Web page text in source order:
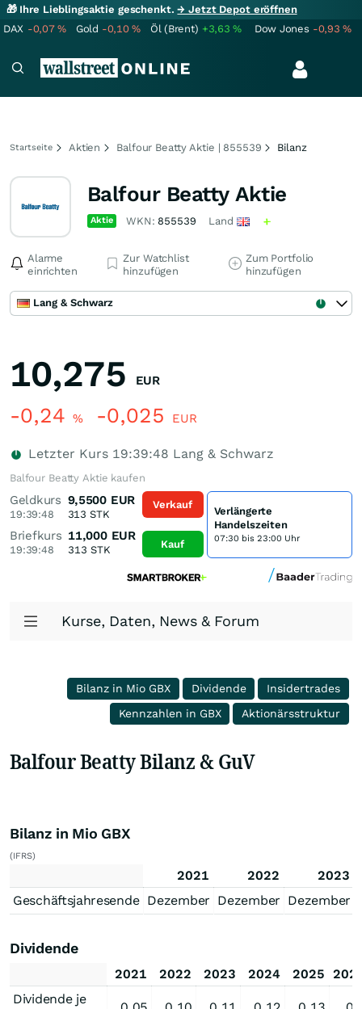
🎁 Ihre Lieblingsaktie geschenkt.→ Jetzt Depot eröffnen
DAX -0,07% Gold -0,10% Öl (Brent) +3,63% Dow Jones -0,93%
Startseite Aktien Balfour Beatty Aktie | 855539 Bilanz
Balfour Beatty Aktie
Aktie WKN: 855539 Land
Alarme
einrichten
Zur Watchlist
hinzufügen
Zum Portfolio
hinzufügen
Lang & Schwarz
10,275 EUR
-0,24 % -0,025 EUR
Letzter Kurs 19:39:48 Lang & Schwarz
Balfour Beatty Aktie kaufen
Geldkurs
19:39:48
9,5500 EUR
313 STK
Briefkurs
19:39:48
11,000 EUR
313 STK
Verkauf
Kauf
Verlängerte
Handelszeiten
07:30 bis 23:00 Uhr
Kurse, Daten, News & Forum
Bilanz in Mio GBX Dividende
Insidertrades
Kennzahlen in GBX
Aktionärsstruktur
Balfour Beatty Bilanz & GuV
Bilanz in Mio GBX
(IFRS)
2021 2022
2023
Geschäftsjahresende Dezember Dezember Dezember
Dividende
2021 2022 2023 2024 2025
Dividende je